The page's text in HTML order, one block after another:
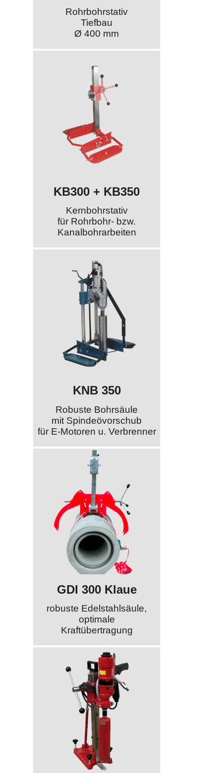
Rohrbohrstativ
Tiefbau
Ø 400 mm
KB300 + KB350
Kernbohrstativ
für Rohrbohr- bzw.
Kanalbohrarbeiten
KNB 350
Robuste Bohrsäule
mit Spindeövorschub
für E-Motoren u. Verbrenner
GDI 300 Klaue
robuste Edelstahlsäule,
optimale
Kraftübertragung